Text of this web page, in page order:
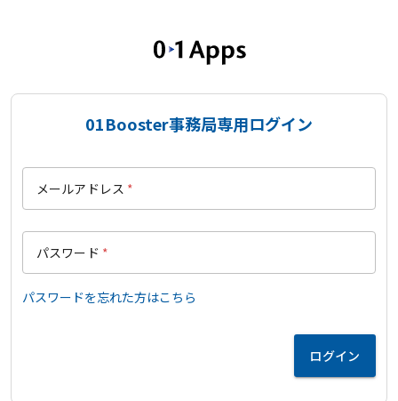
01Booster事務局専用ログイン
メールアドレス *
パスワード *
パスワードを忘れた方はこちら
ログイン